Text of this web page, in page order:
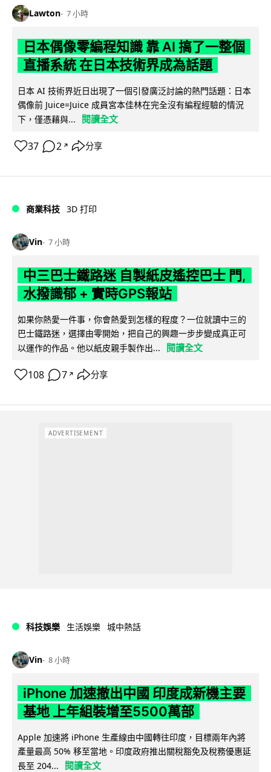
Lawton 7 小時
日本偶像零編程知識 靠 AI 搞了一整個
直播系統 在日本技術界成為話題
日本 AI 技術界近日出現了一個引發廣泛討論的熱門話題：日本
偶像前 Juice=Juice 成員宮本佳林在完全沒有編程經驗的情況
下，僅憑藉與...
閱讀全文
37 2 ↗ 分享
商業科技 3D 打印
Vin 7 小時
中三巴士鐵路迷 自製紙皮遙控巴士 門,
水撥識郁 + 實時GPS報站
如果你熱愛一件事，你會熱愛到怎樣的程度？一位就讀中三的
巴士鐵路迷，選擇由零開始，把自己的興趣一步步變成真正可
以運作的作品。他以紙皮親手製作出...
閱讀全文
108 7 ↗ 分享
ADVERTISEMENT
科技娛樂 生活娛樂 城中熱話
Vin 8 小時
iPhone 加速撤出中國 印度成新機主要
基地 上年組裝增至5500萬部
Apple 加速將 iPhone 生產線由中國轉往印度，目標兩年內將
產量最高 50% 移至當地。印度政府推出關稅豁免及稅務優惠延
長至 204...
閱讀全文